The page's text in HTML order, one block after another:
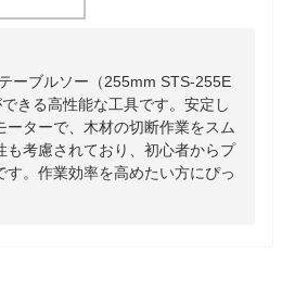
ーブルソー（255mm STS-255E
きる高性能な工具です。安定し
ーターで、木材の切断作業をスム
も考慮されており、初心者からプ
す。作業効率を高めたい方にぴっ